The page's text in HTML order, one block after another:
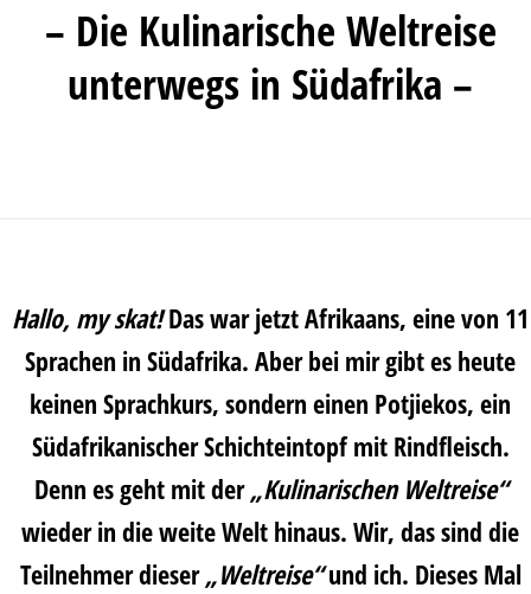
– Die Kulinarische Weltreise
unterwegs in Südafrika –
Hallo, my skat!Das war jetzt Afrikaans, eine von 11
Sprachen in Südafrika. Aber bei mir gibt es heute
keinen Sprachkurs, sondern einen Potjiekos, ein
Südafrikanischer Schichteintopf mit Rindfleisch.
Denn es geht mit der„Kulinarischen Weltreise“
wieder in die weite Welt hinaus. Wir, das sind die
Teilnehmer dieser„Weltreise“und ich. Dieses Mal